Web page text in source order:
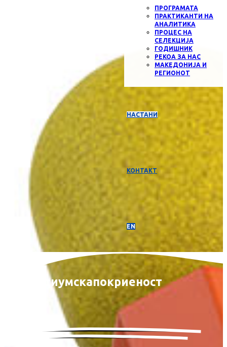
ПРОГРАМАТА
ПРАКТИКАНТИ НА
АНАЛИТИКА
ПРОЦЕС НА
СЕЛЕКЦИЈА
ГОДИШНИК
РЕКОА ЗА НАС
МАКЕДОНИЈА И
РЕГИОНОТ
НАСТАНИ
КОНТАКТ
EN
Медиумскапокриеност